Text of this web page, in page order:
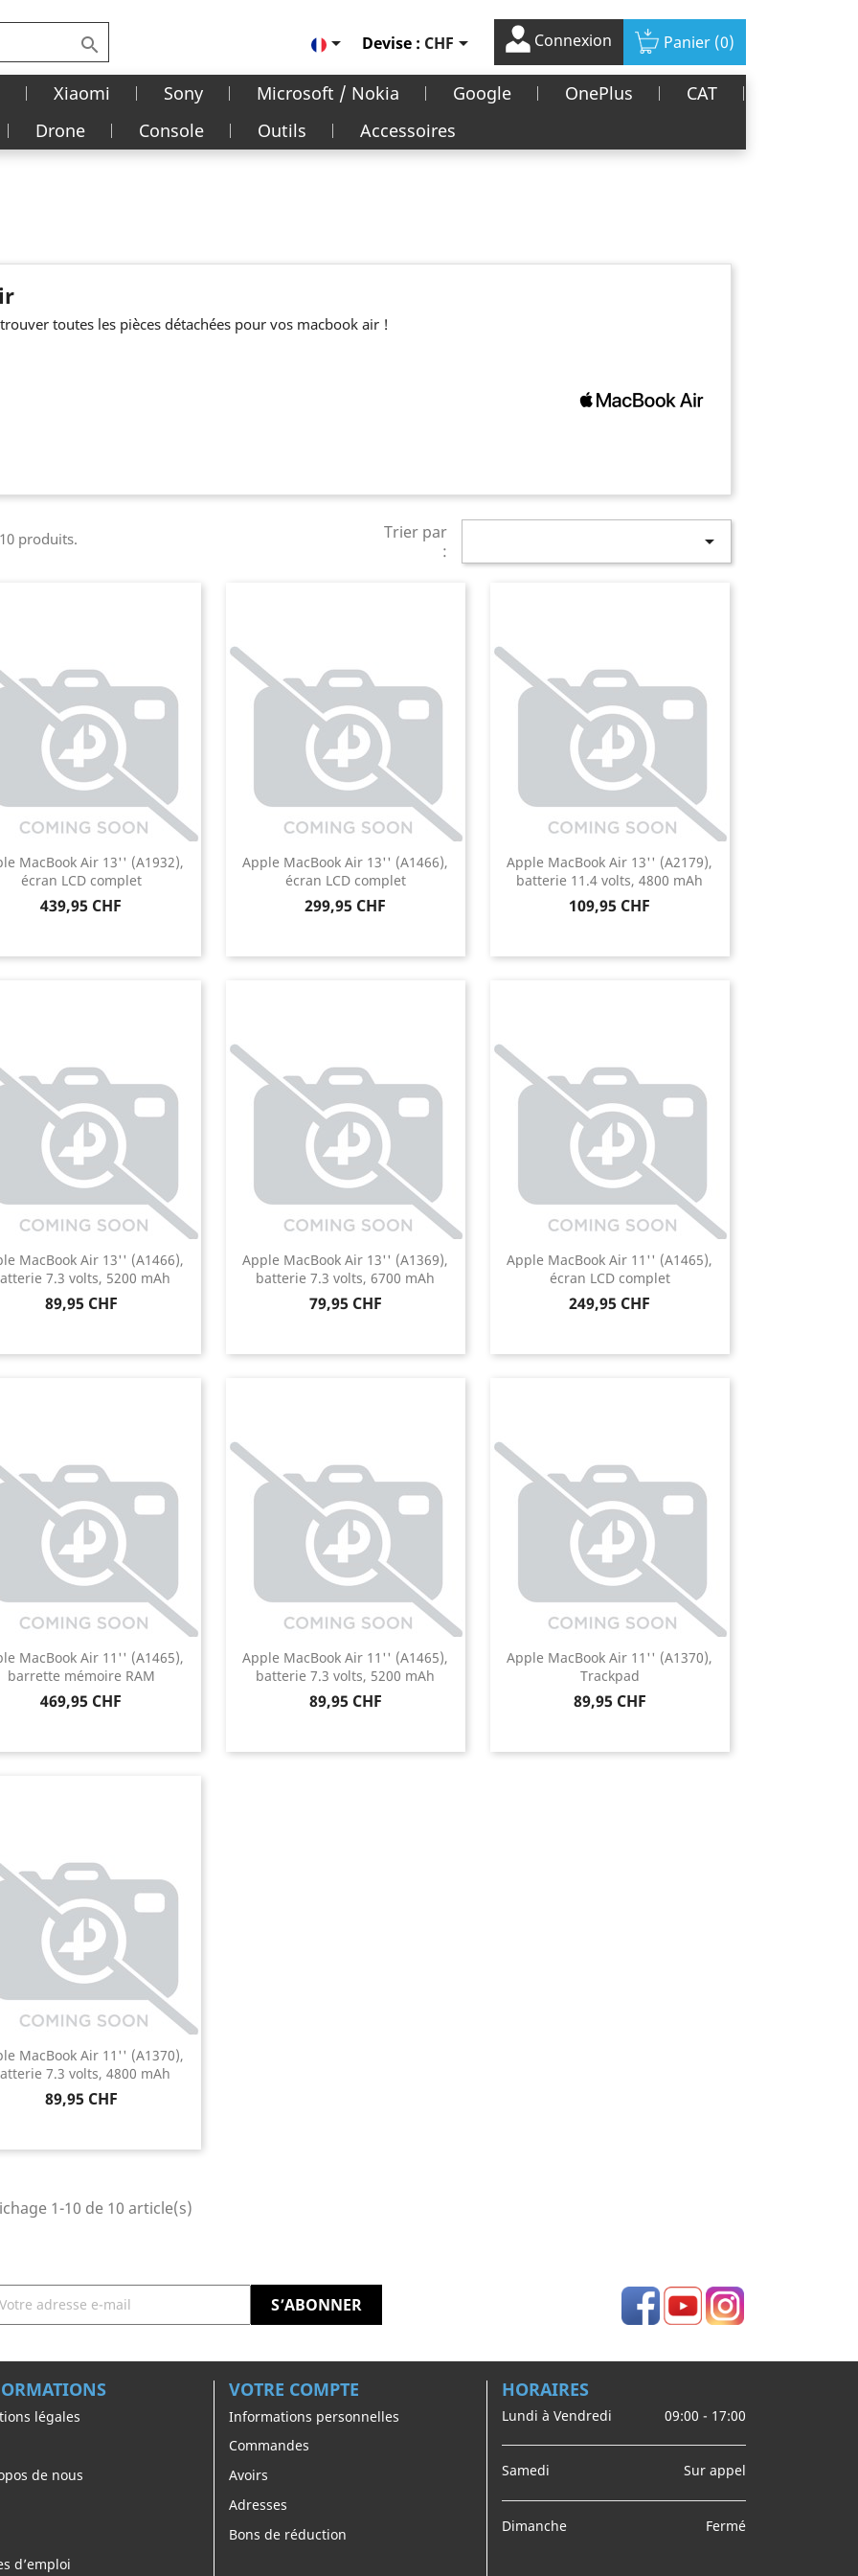
  Devise : CHF Connexion Panier (0)
Xiaomi Sony Microsoft / Nokia Google OnePlus
CAT
Drone
Console Outils Accessoires
toutes les pièces détachées pour vos macbook air !
produits.
Trier par
:

MacBook Air 13'' (A1932),
écran LCD complet
Prix
439,95 CHF
Apple MacBook Air 13'' (A1466),
écran LCD complet
Prix
299,95 CHF
Apple MacBook Air 13'' (A2179),
batterie 11.4 volts, 4800 mAh
Prix
109,95 CHF
MacBook Air 13'' (A1466),
7.3 volts, 5200 mAh
Prix
89,95 CHF
Apple MacBook Air 13'' (A1369),
batterie 7.3 volts, 6700 mAh
Prix
79,95 CHF
Apple MacBook Air 11'' (A1465),
écran LCD complet
Prix
249,95 CHF
MacBook Air 11'' (A1465),
barrette mémoire RAM
Prix
469,95 CHF
Apple MacBook Air 11'' (A1465),
batterie 7.3 volts, 5200 mAh
Prix
89,95 CHF
Apple MacBook Air 11'' (A1370),
Trackpad
Prix
89,95 CHF
MacBook Air 11'' (A1370),
7.3 volts, 4800 mAh
Prix
89,95 CHF
1-10 de 10 article(s)
FacebookYouTubeInstagram
légales
de nous
d’emploi
VOTRE COMPTE
Informations personnelles
Commandes
Avoirs
Adresses
Bons de réduction
HORAIRES
Lundi à Vendredi 09:00 - 17:00
Samedi Sur appel
Dimanche Fermé